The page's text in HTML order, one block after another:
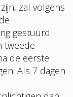
zal volgens
gestuurd
tweede
de eerste
Als 7 dagen